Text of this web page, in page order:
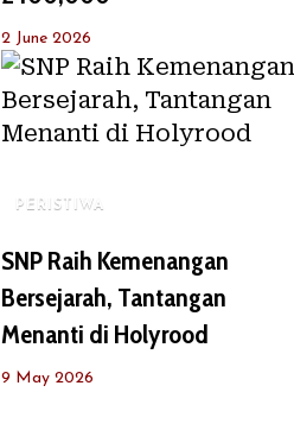
2 June 2026
PERISTIWA
SNP Raih Kemenangan
Bersejarah, Tantangan
Menanti di Holyrood
9 May 2026